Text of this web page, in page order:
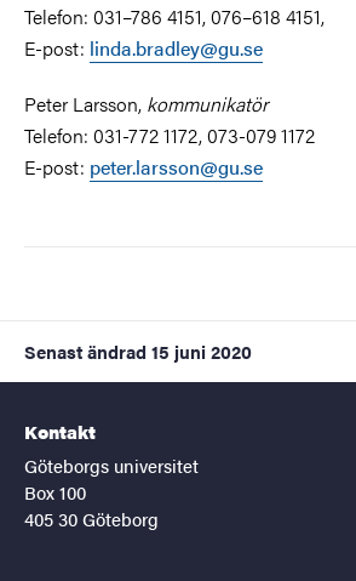
Telefon: 031–786 4151, 076–618 4151,
E-post: linda.bradley@gu.se
Peter Larsson, kommunikatör
Telefon: 031-772 1172, 073-079 1172
E-post: peter.larsson@gu.se
Senast ändrad 15 juni 2020
Kontakt
Göteborgs universitet
Box 100
405 30 Göteborg